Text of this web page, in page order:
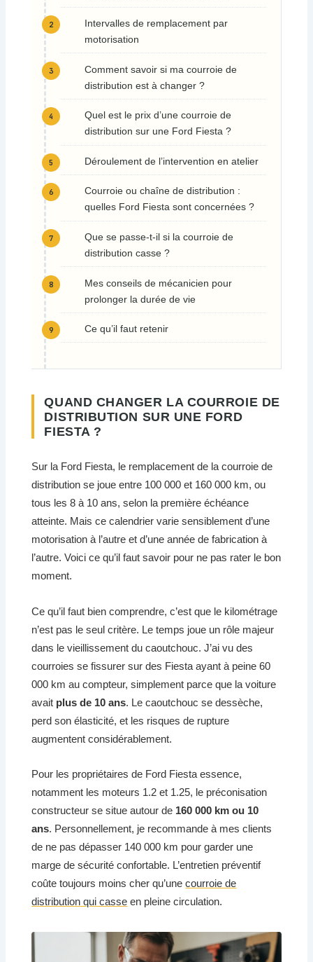
Intervalles de remplacement par
motorisation
Comment savoir si ma courroie de
distribution est à changer ?
Quel est le prix d’une courroie de
distribution sur une Ford Fiesta ?
Déroulement de l’intervention en atelier
Courroie ou chaîne de distribution :
quelles Ford Fiesta sont concernées ?
Que se passe-t-il si la courroie de
distribution casse ?
Mes conseils de mécanicien pour
prolonger la durée de vie
Ce qu’il faut retenir
QUAND CHANGER LA COURROIE DE
DISTRIBUTION SUR UNE FORD
FIESTA ?
Sur la Ford Fiesta, le remplacement de la courroie de
distribution se joue entre 100 000 et 160 000 km, ou
tous les 8 à 10 ans, selon la première échéance
atteinte. Mais ce calendrier varie sensiblement d’une
motorisation à l’autre et d’une année de fabrication à
l’autre. Voici ce qu’il faut savoir pour ne pas rater le bon
moment.
Ce qu’il faut bien comprendre, c’est que le kilométrage
n’est pas le seul critère. Le temps joue un rôle majeur
dans le vieillissement du caoutchouc. J’ai vu des
courroies se fissurer sur des Fiesta ayant à peine 60
000 km au compteur, simplement parce que la voiture
avait plus de 10 ans. Le caoutchouc se dessèche,
perd son élasticité, et les risques de rupture
augmentent considérablement.
Pour les propriétaires de Ford Fiesta essence,
notamment les moteurs 1.2 et 1.25, le préconisation
constructeur se situe autour de 160 000 km ou 10
ans. Personnellement, je recommande à mes clients
de ne pas dépasser 140 000 km pour garder une
marge de sécurité confortable. L’entretien préventif
coûte toujours moins cher qu’unecourroie de
distribution qui casse en pleine circulation.